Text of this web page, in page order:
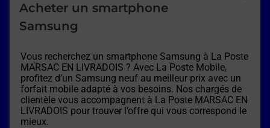
Acheter un smartphone
Samsung
Vous recherchez un smartphone Samsung à La Poste
MARSAC EN LIVRADOIS ? Avec La Poste Mobile,
profitez d’un Samsung neuf au meilleur prix avec un
forfait mobile adapté à vos besoins. Nos chargés de
clientèle vous accompagnent à La Poste MARSAC EN
LIVRADOIS pour trouver l’offre qui vous correspond le
mieux.